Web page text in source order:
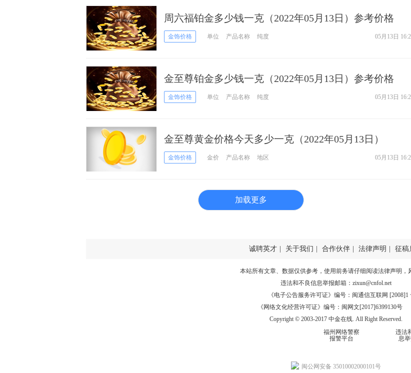
周六福铂金多少钱一克（2022年05月13日）参考价格
金饰价格 单位 产品名称 纯度 05月13日
金至尊铂金多少钱一克（2022年05月13日）参考价格
金饰价格 单位 产品名称 纯度 05月13日
金至尊黄金价格今天多少一克（2022年05月13日）
金饰价格 金价 产品名称 地区 05月13日
加载更多
诚聘英才 关于我们 合作伙伴 法律声明 征稿
本站所有文章、数据仅供参考，使用前务请仔细阅读法律声明 ，
违法和不良信息举报邮箱： zixun@cnfol.net
《电子公告服务许可证》编号：闽通信互联网 [2008]1
《网络文化经营许可证》编号：闽网文[2017]6399130号
Copyright © 2003-2017 中金在线. All Right Reserved.
福州网络警察
报警平台
违法
息
闽公网安备 35010002000101号